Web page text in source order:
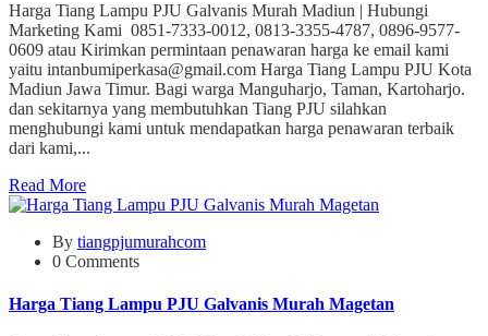
Harga Tiang Lampu PJU Galvanis Murah Madiun | Hubungi
Marketing Kami 0851-7333-0012, 0813-3355-4787, 0896-9577-
0609 atau Kirimkan permintaan penawaran harga ke email kami
yaitu intanbumiperkasa@gmail.com Harga Tiang Lampu PJU Kota
Madiun Jawa Timur. Bagi warga Manguharjo, Taman, Kartoharjo.
dan sekitarnya yang membutuhkan Tiang PJU silahkan
menghubungi kami untuk mendapatkan harga penawaran terbaik
dari kami,...
Read More
By tiangpjumurahcom
0 Comments
Harga Tiang Lampu PJU Galvanis Murah Magetan